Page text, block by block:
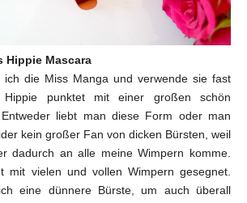
Hippie Mascara
ich die Miss Manga und verwende sie fast
punktet mit einer großen schön
liebt man diese Form oder man
kein großer Fan von dicken Bürsten, weil
dadurch an alle meine Wimpern komme.
mit vielen und vollen Wimpern gesegnet.
eine dünnere Bürste, um auch überall